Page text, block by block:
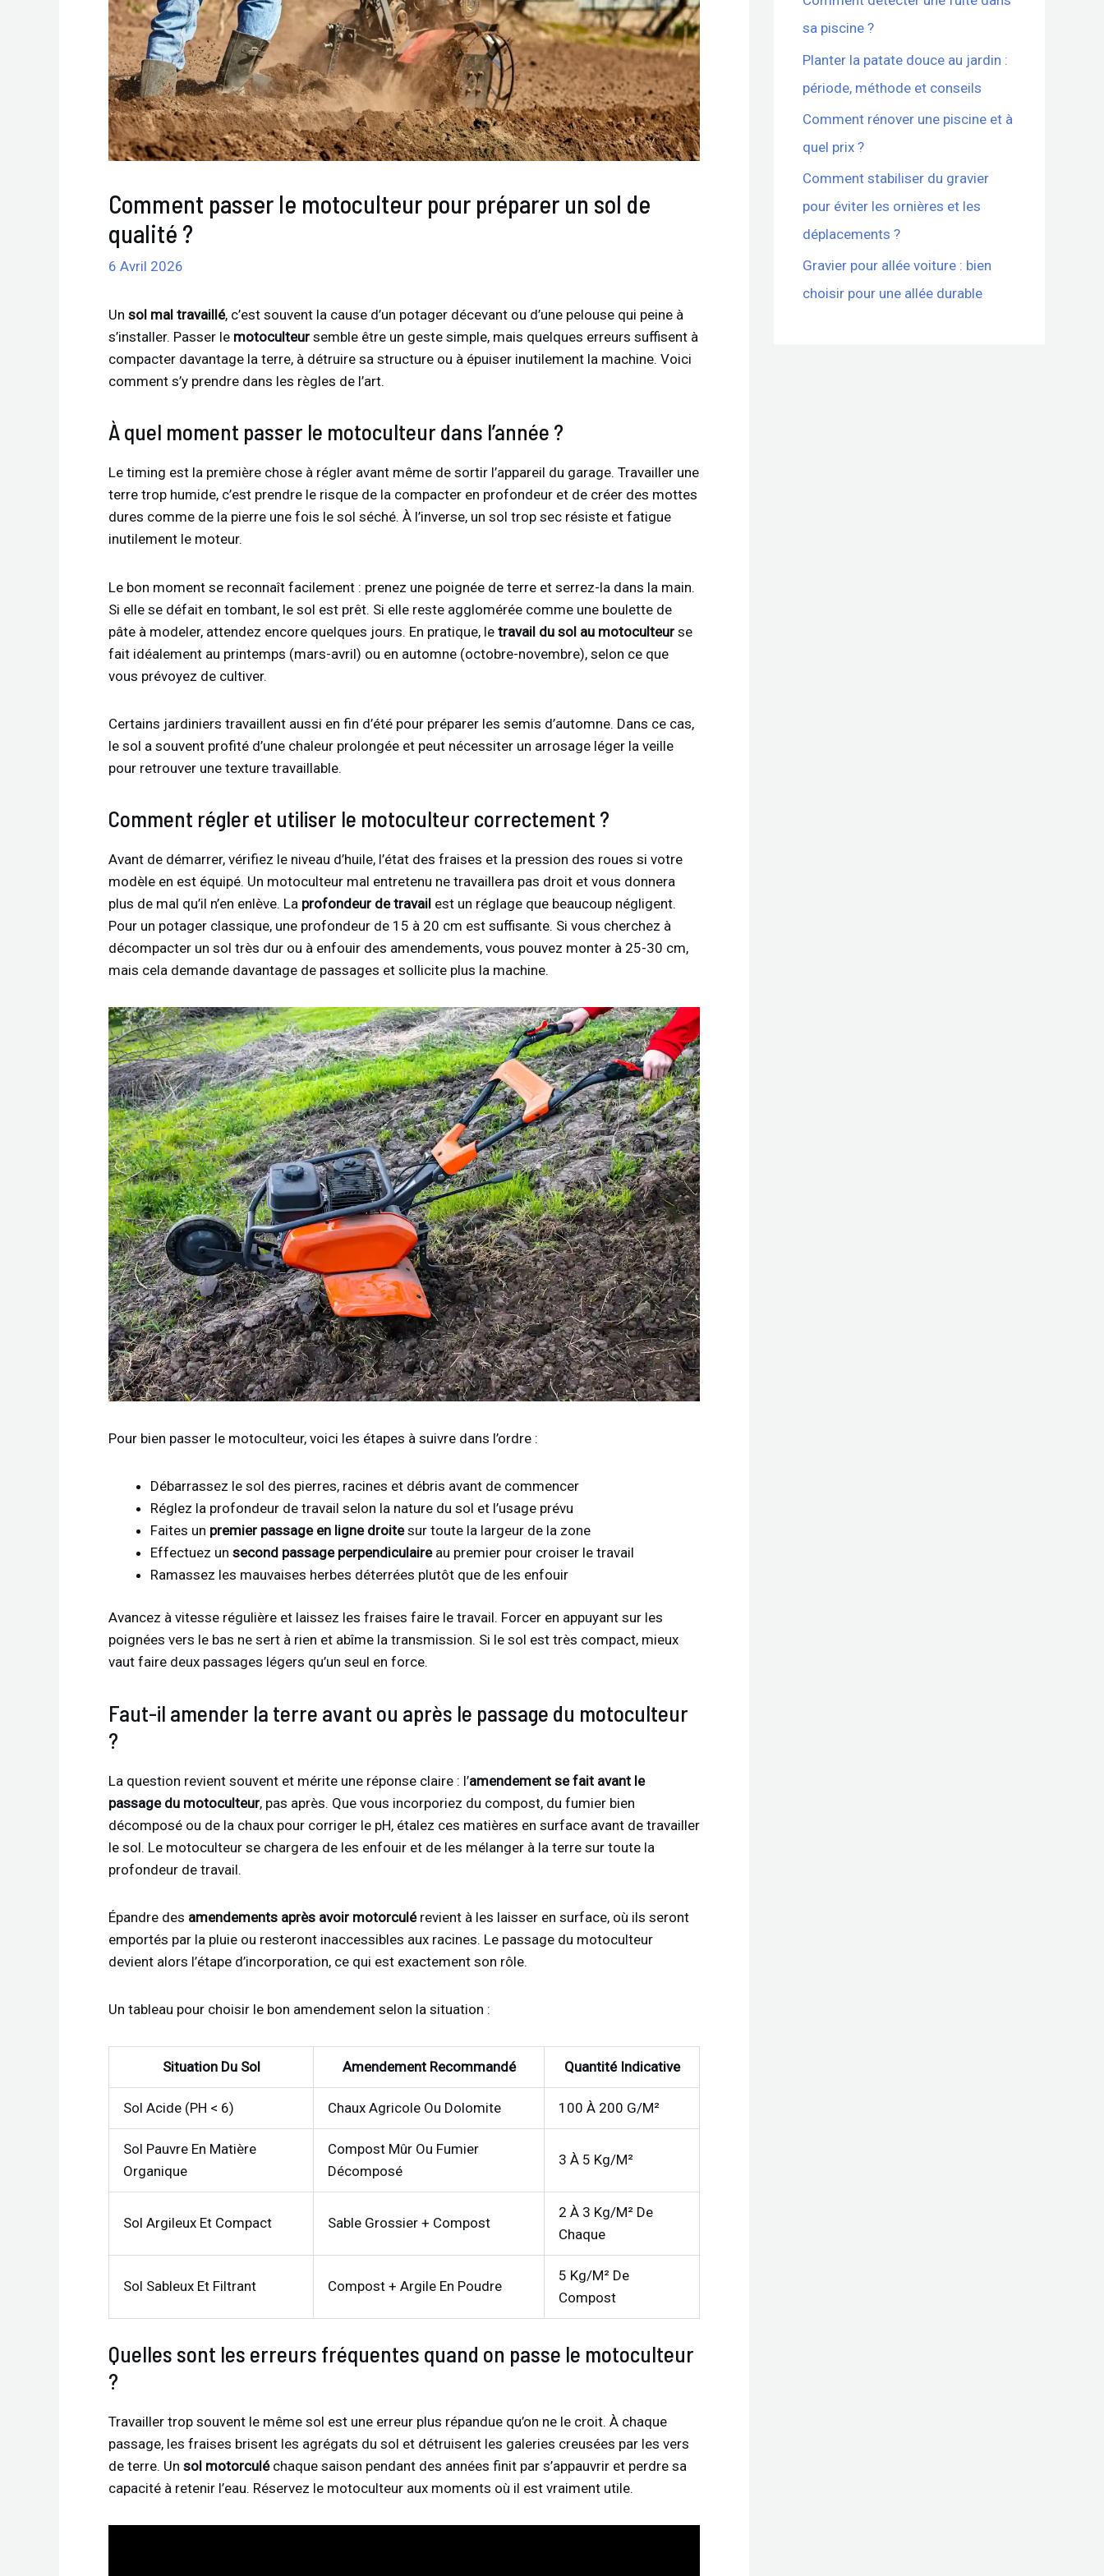
Comment passer le motoculteur pour préparer un sol de
qualité ?
6 Avril 2026
Un sol mal travaillé, c’est souvent la cause d’un potager décevant ou d’une pelouse qui peine à
s’installer. Passer le motoculteur semble être un geste simple, mais quelques erreurs suffisent à
compacter davantage la terre, à détruire sa structure ou à épuiser inutilement la machine. Voici
comment s’y prendre dans les règles de l’art.
À quel moment passer le motoculteur dans l’année ?
Le timing est la première chose à régler avant même de sortir l’appareil du garage. Travailler une
terre trop humide, c’est prendre le risque de la compacter en profondeur et de créer des mottes
dures comme de la pierre une fois le sol séché. À l’inverse, un sol trop sec résiste et fatigue
inutilement le moteur.
Le bon moment se reconnaît facilement : prenez une poignée de terre et serrez-la dans la main.
Si elle se défait en tombant, le sol est prêt. Si elle reste agglomérée comme une boulette de
pâte à modeler, attendez encore quelques jours. En pratique, le travail du sol au motoculteur se
fait idéalement au printemps (mars-avril) ou en automne (octobre-novembre), selon ce que
vous prévoyez de cultiver.
Certains jardiniers travaillent aussi en fin d’été pour préparer les semis d’automne. Dans ce cas,
le sol a souvent profité d’une chaleur prolongée et peut nécessiter un arrosage léger la veille
pour retrouver une texture travaillable.
Comment régler et utiliser le motoculteur correctement ?
Avant de démarrer, vérifiez le niveau d’huile, l’état des fraises et la pression des roues si votre
modèle en est équipé. Un motoculteur mal entretenu ne travaillera pas droit et vous donnera
plus de mal qu’il n’en enlève. La profondeur de travail est un réglage que beaucoup négligent.
Pour un potager classique, une profondeur de 15 à 20 cm est suffisante. Si vous cherchez à
décompacter un sol très dur ou à enfouir des amendements, vous pouvez monter à 25-30 cm,
mais cela demande davantage de passages et sollicite plus la machine.
Pour bien passer le motoculteur, voici les étapes à suivre dans l’ordre :
Débarrassez le sol des pierres, racines et débris avant de commencer
Réglez la profondeur de travail selon la nature du sol et l’usage prévu
Faites un premier passage en ligne droitesur toute la largeur de la zone
Effectuez un second passage perpendiculaireau premier pour croiser le travail
Ramassez les mauvaises herbes déterrées plutôt que de les enfouir
Avancez à vitesse régulière et laissez les fraises faire le travail. Forcer en appuyant sur les
poignées vers le bas ne sert à rien et abîme la transmission. Si le sol est très compact, mieux
vaut faire deux passages légers qu’un seul en force.
Faut-il amender la terre avant ou après le passage du motoculteur
?
La question revient souvent et mérite une réponse claire : l’amendement se fait avant le
passage du motoculteur, pas après. Que vous incorporiez du compost, du fumier bien
décomposé ou de la chaux pour corriger le pH, étalez ces matières en surface avant de travailler
le sol. Le motoculteur se chargera de les enfouir et de les mélanger à la terre sur toute la
profondeur de travail.
Épandre des amendements après avoir motorculérevient à les laisser en surface, où ils seront
emportés par la pluie ou resteront inaccessibles aux racines. Le passage du motoculteur
devient alors l’étape d’incorporation, ce qui est exactement son rôle.
Un tableau pour choisir le bon amendement selon la situation :
Situation Du Sol Amendement Recommandé Quantité Indicative
Sol Acide (pH < 6) Chaux Agricole Ou Dolomite 100 À 200 G/m²
Sol Pauvre En Matière
Organique
Compost Mûr Ou Fumier
Décomposé
3 À 5 Kg/m²
Sol Argileux Et Compact Sable Grossier + Compost
2 À 3 Kg/m² De
Chaque
Sol Sableux Et Filtrant Compost + Argile En Poudre
5 Kg/m² De
Compost
Quelles sont les erreurs fréquentes quand on passe le motoculteur
?
Travailler trop souvent le même sol est une erreur plus répandue qu’on ne le croit. À chaque
passage, les fraises brisent les agrégats du sol et détruisent les galeries creusées par les vers
de terre. Un sol motorculéchaque saison pendant des années finit par s’appauvrir et perdre sa
capacité à retenir l’eau. Réservez le motoculteur aux moments où il est vraiment utile.
sa piscine ?
Planter la patate douce au jardin :
période, méthode et conseils
Comment rénover une piscine et à
quel prix ?
Comment stabiliser du gravier
pour éviter les ornières et les
déplacements ?
Gravier pour allée voiture : bien
choisir pour une allée durable